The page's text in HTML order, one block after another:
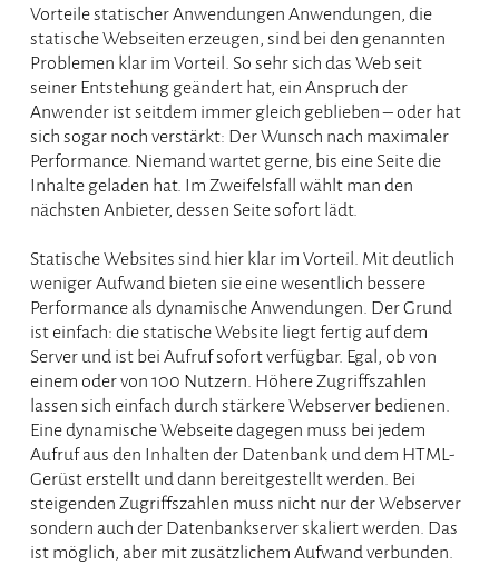
Vorteile statischer Anwendungen Anwendungen, die
statische Webseiten erzeugen, sind bei den genannten
Problemen klar im Vorteil. So sehr sich das Web seit
seiner Entstehung geändert hat, ein Anspruch der
Anwender ist seitdem immer gleich geblieben – oder hat
sich sogar noch verstärkt: Der Wunsch nach maximaler
Performance. Niemand wartet gerne, bis eine Seite die
Inhalte geladen hat. Im Zweifelsfall wählt man den
nächsten Anbieter, dessen Seite sofort lädt.
Statische Websites sind hier klar im Vorteil. Mit deutlich
weniger Aufwand bieten sie eine wesentlich bessere
Performance als dynamische Anwendungen. Der Grund
ist einfach: die statische Website liegt fertig auf dem
Server und ist bei Aufruf sofort verfügbar. Egal, ob von
einem oder von 100 Nutzern. Höhere Zugriffszahlen
lassen sich einfach durch stärkere Webserver bedienen.
Eine dynamische Webseite dagegen muss bei jedem
Aufruf aus den Inhalten der Datenbank und dem HTML-
Gerüst erstellt und dann bereitgestellt werden. Bei
steigenden Zugriffszahlen muss nicht nur der Webserver
sondern auch der Datenbankserver skaliert werden. Das
ist möglich, aber mit zusätzlichem Aufwand verbunden.